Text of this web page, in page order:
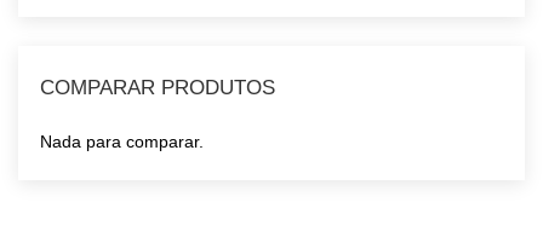
COMPARAR PRODUTOS
Nada para comparar.